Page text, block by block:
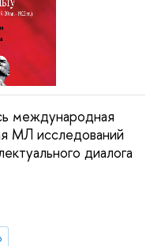
международная
МЛ исследований
диалога